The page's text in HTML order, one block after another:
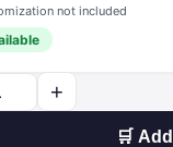
not included
+
🛒